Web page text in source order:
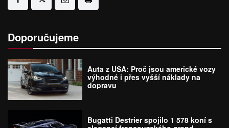
Doporučujeme
Auta z USA: Proč jsou americké vozy
výhodné i přes vyšší náklady na
dopravu
Bugatti Destrier spojilo 1 578 koní s